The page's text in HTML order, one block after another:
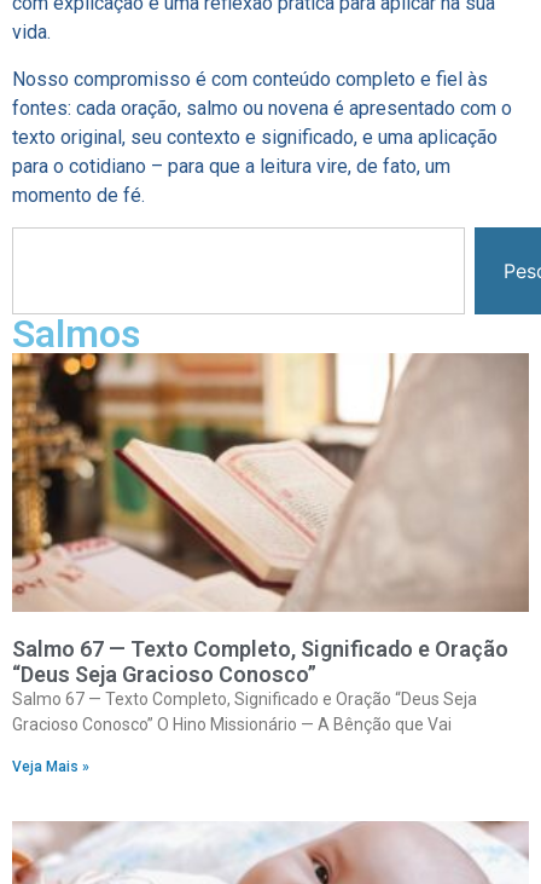
vida.
Nosso compromisso é com conteúdo completo e fiel às
fontes: cada oração, salmo ou novena é apresentado com o
texto original, seu contexto e significado, e uma aplicação
para o cotidiano – para que a leitura vire, de fato, um
momento de fé.
Salmos
Salmo 67 — Texto Completo, Significado e Oração
“Deus Seja Gracioso Conosco”
Salmo 67 — Texto Completo, Significado e Oração “Deus Seja
Gracioso Conosco” O Hino Missionário — A Bênção que Vai
Veja Mais »